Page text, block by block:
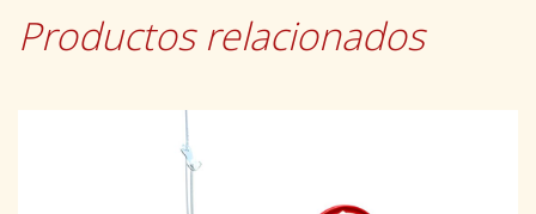
Productos relacionados